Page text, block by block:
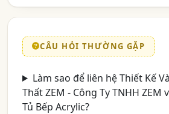
CÂU HỎI THƯỜNG GẶP
Làm sao để liên hệ Thiết Kế
Thất ZEM - Công Ty TNHH ZEM
Tủ Bếp Acrylic?